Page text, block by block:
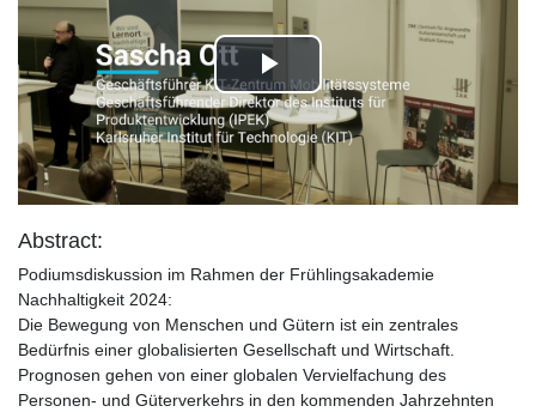
Play
Video
Abstract:
Podiumsdiskussion im Rahmen der Frühlingsakademie
Nachhaltigkeit 2024:
Die Bewegung von Menschen und Gütern ist ein zentrales
Bedürfnis einer globalisierten Gesellschaft und Wirtschaft.
Prognosen gehen von einer globalen Vervielfachung des
Personen- und Güterverkehrs in den kommenden Jahrzehnten